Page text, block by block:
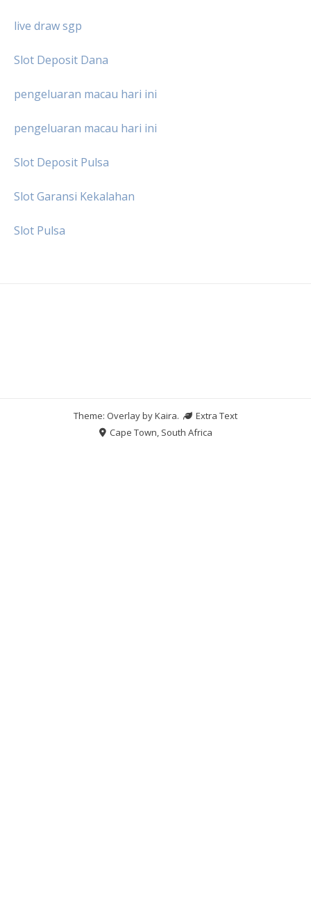
live draw sgp
Slot Deposit Dana
pengeluaran macau hari ini
pengeluaran macau hari ini
Slot Deposit Pulsa
Slot Garansi Kekalahan
Slot Pulsa
Theme: Overlay byKaira.
Extra Text
Cape Town, South Africa